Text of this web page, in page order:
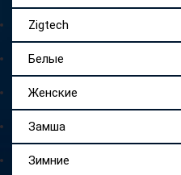
Zigtech
Белые
Женские
Замша
Зимние